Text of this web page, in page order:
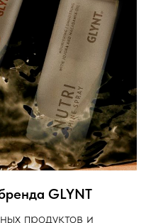
GLYNT
продуктов и